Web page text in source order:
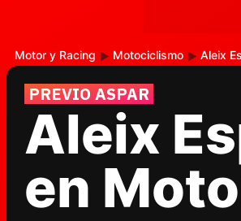
Motor y Racing Motociclismo Aleix
PREVIO ASPAR
Aleix
en